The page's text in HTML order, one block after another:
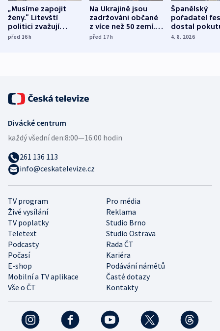
„Musíme zapojit
ženy.“ Litevští
politici zvažují
dohodu o
před 16h
Na Ukrajině jsou
zadržováni občané
z více než 50 zemí.
Bojovali na straně
před 17h
Španělský
pořadatel
dostal
nekalé
4. 8. 2026
TV program
Pro média
Živé vysílání
Reklama
TV poplatky
Studio Brno
Teletext
Studio Ostrava
Podcasty
Rada ČT
Počasí
Kariéra
E-shop
Podávání námětů
Mobilní a TV aplikace
Časté dotazy
Vše o ČT
Kontakty
Divácké centrum
každý všední den:8:00—16:00 hodin
261 136 113
info@ceskatelevize.cz